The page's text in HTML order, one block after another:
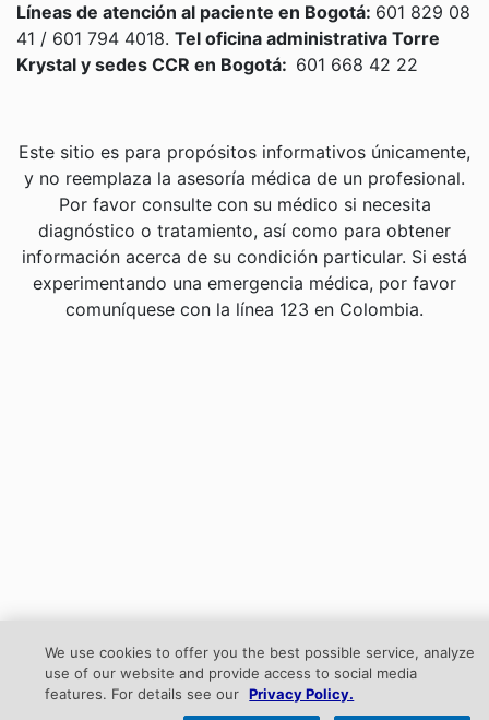
Líneas de atención al paciente en Bogotá: 601 829 08
41 / 601 794 4018. Tel oficina administrativa Torre
Krystal y sedes CCR en Bogotá: 601 668 42 22
Este sitio es para propósitos informativos únicamente,
y no reemplaza la asesoría médica de un profesional.
Por favor consulte con su médico si necesita
diagnóstico o tratamiento, así como para obtener
información acerca de su condición particular. Si está
experimentando una emergencia médica, por favor
comuníquese con la línea 123 en Colombia.
We use cookies to offer you the best possible service, analyze
use of our website and provide access to social media
features. For details see our Privacy Policy.